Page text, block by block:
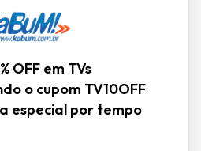
OFF em TVs
o cupom TV10OFF
especial por tempo